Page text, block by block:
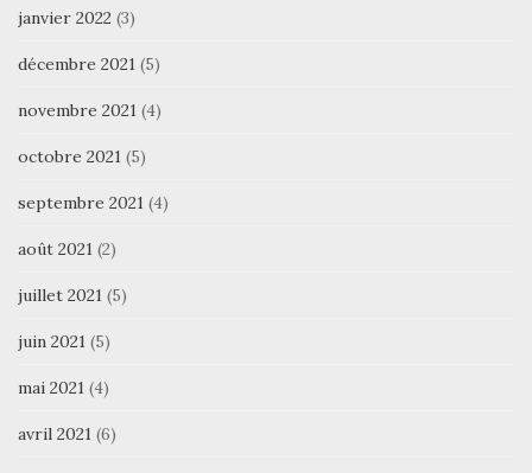
janvier 2022 (3)
décembre 2021 (5)
novembre 2021 (4)
octobre 2021 (5)
septembre 2021 (4)
août 2021 (2)
juillet 2021 (5)
juin 2021 (5)
mai 2021 (4)
avril 2021 (6)